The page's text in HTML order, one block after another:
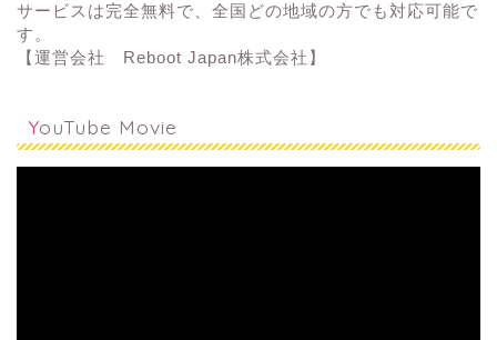
サービスは完全無料で、全国どの地域の方でも対応可能で
す。
【運営会社 Reboot Japan株式会社】
YouTube Movie